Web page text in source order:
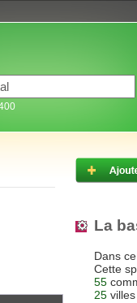
La
Dans
Cette
55
25